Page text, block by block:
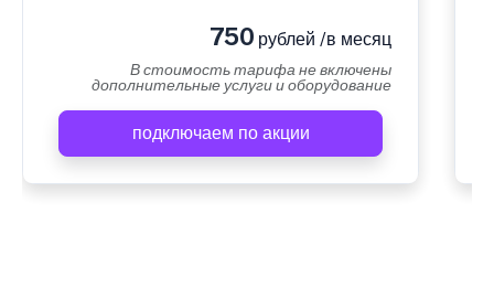
750 рублей /в месяц
В стоимость тарифа не включены
дополнительные услуги и оборудование
подключаем по акции